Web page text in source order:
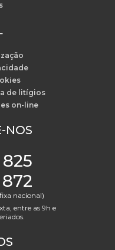
de litígios
on-line
NOS
825
872
nacional)
entre as 9h e